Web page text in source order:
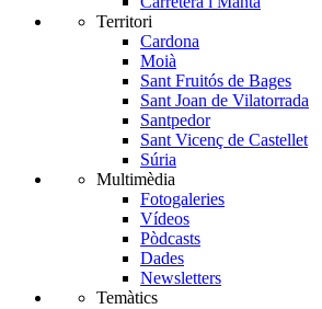
Territori
Cardona
Moià
Sant Fruitós de Bages
Sant Joan de Vilatorrada
Santpedor
Sant Vicenç de Castellet
Súria
Multimèdia
Fotogaleries
Vídeos
Pòdcasts
Dades
Newsletters
Temàtics